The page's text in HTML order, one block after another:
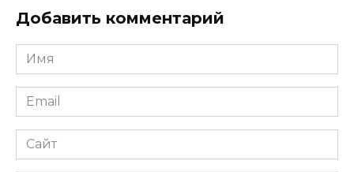
Добавить комментарий
Имя
*
Email
*
Сайт